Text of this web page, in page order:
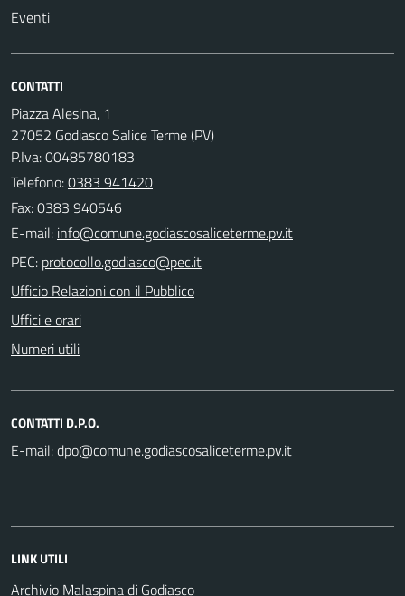
Eventi
CONTATTI
Piazza Alesina, 1
27052 Godiasco Salice Terme (PV)
P.Iva: 00485780183
Telefono:0383 941420
Fax: 0383 940546
E-mail:
PEC:
Ufficio Relazioni con il Pubblico
Uffici e orari
Numeri utili
CONTATTI D.P.O.
E-mail:
LINK UTILI
Archivio Malaspina di Godiasco